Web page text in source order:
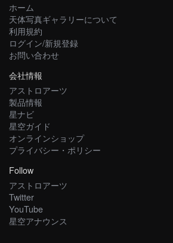
ホーム
天体写真ギャラリーについて
利用規約
ログイン/新規登録
お問い合わせ
会社情報
アストロアーツ
製品情報
星ナビ
星空ガイド
オンラインショップ
プライバシー・ポリシー
Follow
アストロアーツ
Twitter
YouTube
星空アナウンス